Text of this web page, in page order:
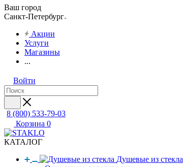
Ваш город
Санкт-Петербург
Акции
Услуги
Магазины
...
Войти
8 (800) 533-79-03
Корзина 0
КАТАЛОГ
Душевые из стекла